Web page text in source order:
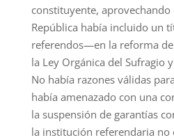
constituyente, aprovechando
República había incluido un
referendos—en la reforma
la Ley Orgánica del Sufragio
No había razones válidas
había amenazado con una
la suspensión de garantías
la institución referendaria no